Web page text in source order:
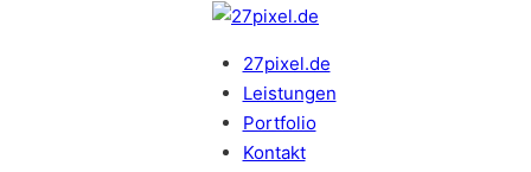
27pixel.de
Leistungen
Portfolio
Kontakt